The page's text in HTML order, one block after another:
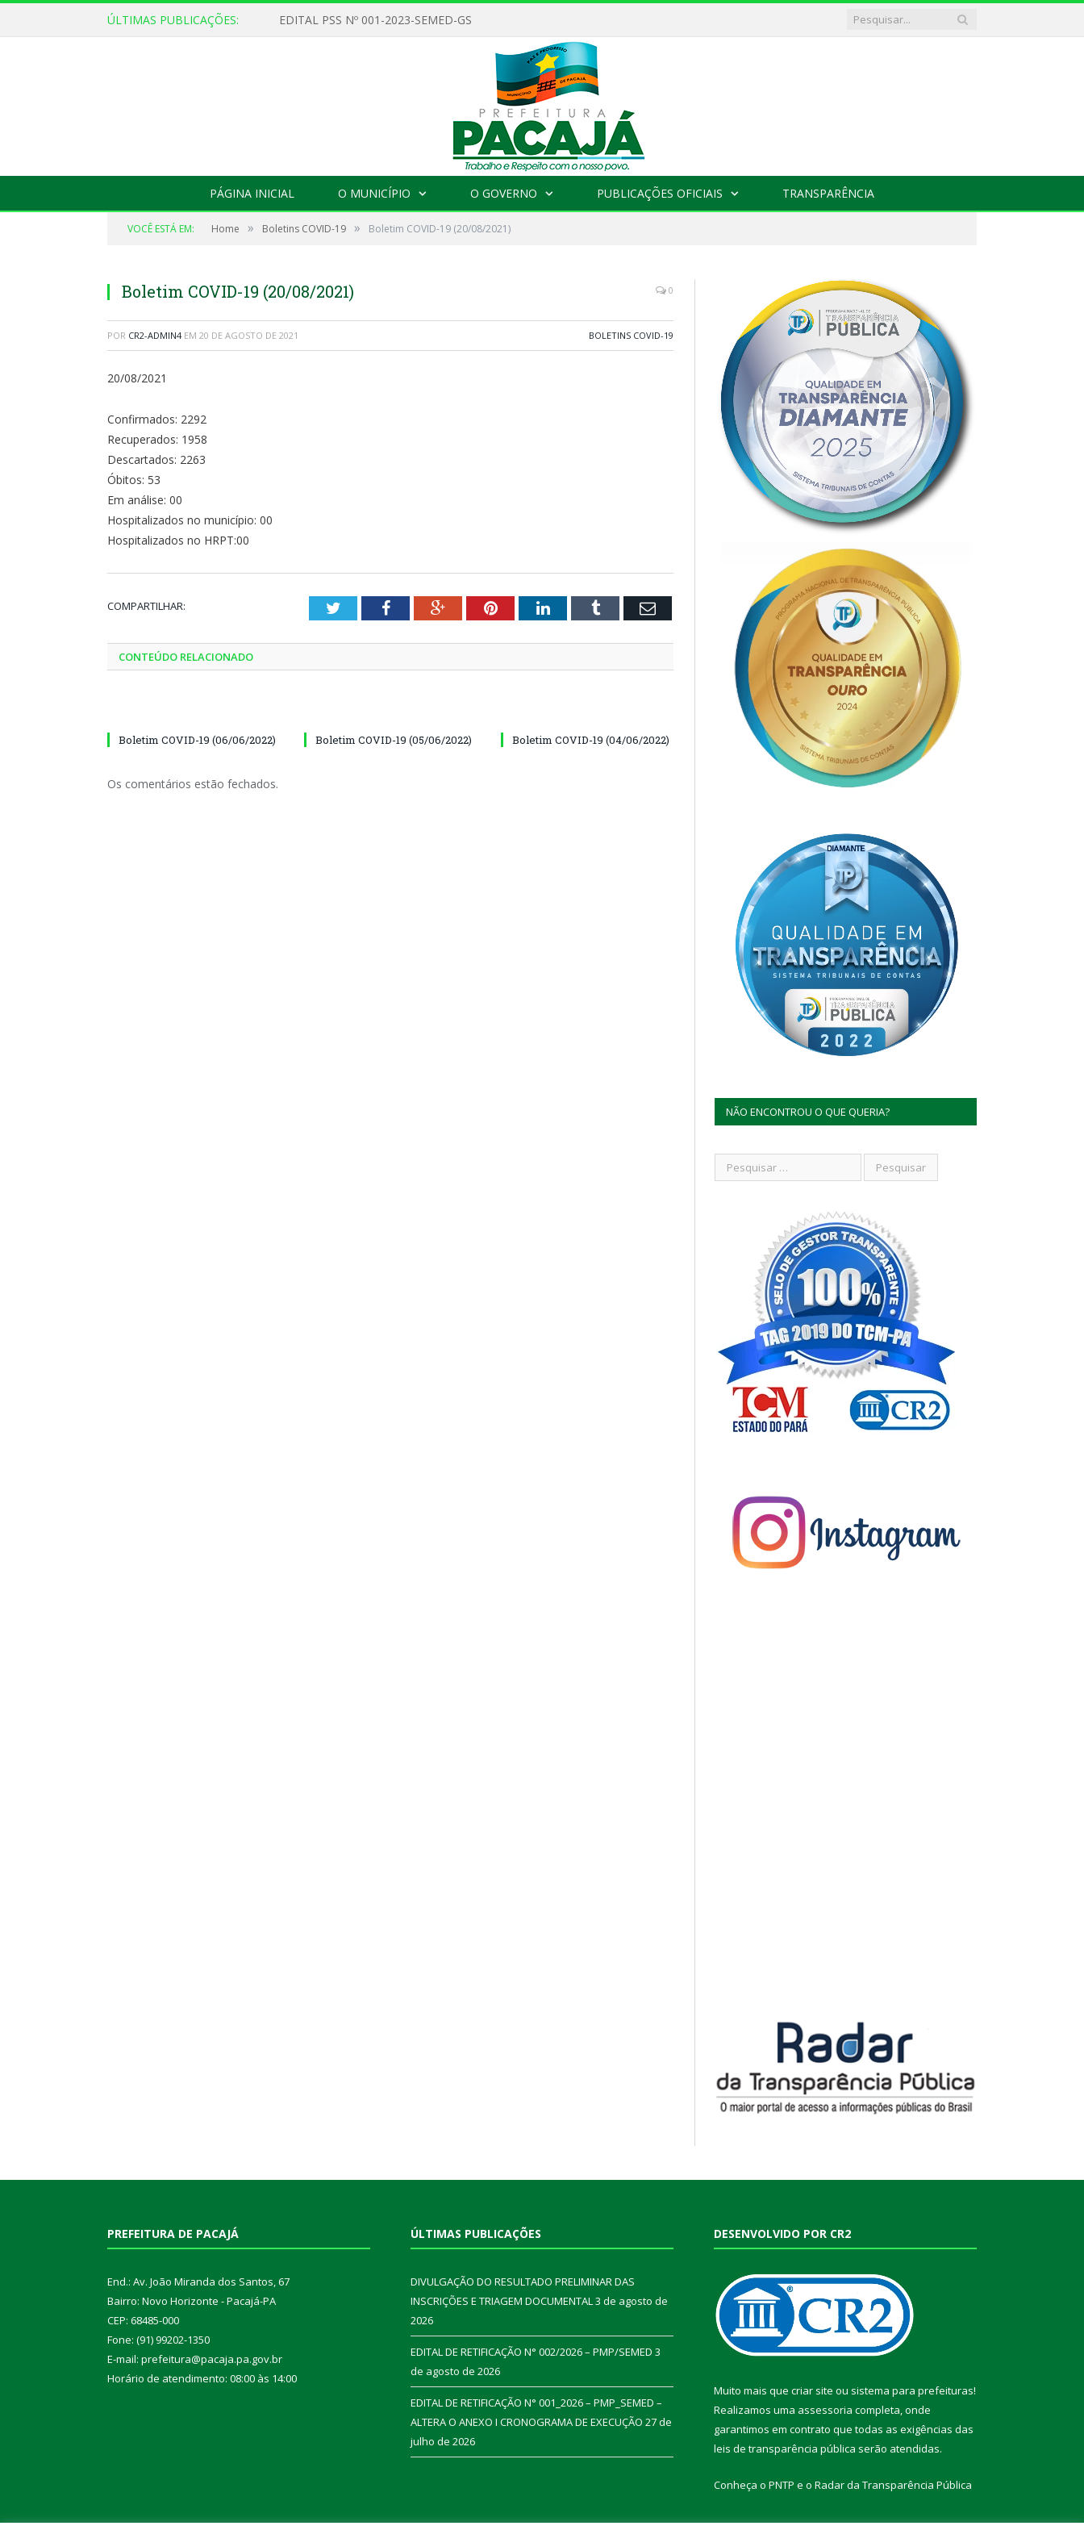
ÚLTIMAS PUBLICAÇÕES: EDITAL PSS Nº 001-2023-SEMED-GS
PÁGINA INICIAL O MUNICÍPIO O GOVERNO PUBLICAÇÕES OFICIAIS TRANSPARÊNCIA
VOCÊ ESTÁ EM: Home » Boletins COVID-19 » Boletim COVID-19 (20/08/2021)
Boletim COVID-19 (20/08/2021) 0
POR CR2-ADMIN4 EM 20 DE AGOSTO DE 2021 BOLETINS COVID-19
20/08/2021
Confirmados: 2292
Recuperados: 1958
Descartados: 2263
Óbitos: 53
Em análise: 00
Hospitalizados no município: 00
Hospitalizados no HRPT:00
COMPARTILHAR: TwitterFacebookGoogle+PinterestLinkedInTumblr Email
CONTEÚDO RELACIONADO
Boletim COVID-19 (06/06/2022) Boletim COVID-19 (05/06/2022) Boletim COVID-19 (04/06/2022)
Os comentários estão fechados.
NÃO ENCONTROU O QUE QUERIA?
PREFEITURA DE PACAJÁ
End.: Av. João Miranda dos Santos, 67
Bairro: Novo Horizonte - Pacajá-PA
CEP: 68485-000
Fone: (91) 99202-1350
E-mail: prefeitura@pacaja.pa.gov.br
Horário de atendimento: 08:00 às 14:00
ÚLTIMAS PUBLICAÇÕES
DIVULGAÇÃO DO RESULTADO PRELIMINAR DAS
INSCRIÇÕES E TRIAGEM DOCUMENTAL3 de agosto de
2026
EDITAL DE RETIFICAÇÃO N° 002/2026 – PMP/SEMED 3
de agosto de 2026
EDITAL DE RETIFICAÇÃO N° 001_2026 – PMP_SEMED –
ALTERA O ANEXO I CRONOGRAMA DE EXECUÇÃO 27 de
julho de 2026
DESENVOLVIDO POR CR2
Muito mais que criar site ou sistema para prefeituras!
Realizamos uma assessoria completa, onde
garantimos em contrato que todas as exigências das
leis de transparência pública serão atendidas.
Conheça o PNTP e o Radar da Transparência Pública